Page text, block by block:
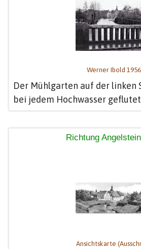
Werner Ibold 1956
Der Mühlgarten auf der linken
bei jedem Hochwasser
Richtung
Ansichtskarte